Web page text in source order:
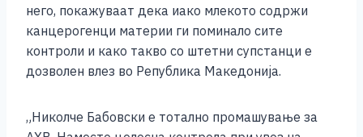
него, покажуваат дека иако млекото содржи
канцерогенци материи ги поминало сите
контроли и како такво со штетни супстанци е
дозволен влез во Република Македонија.
„Николче Бабовски е тотално промашување за